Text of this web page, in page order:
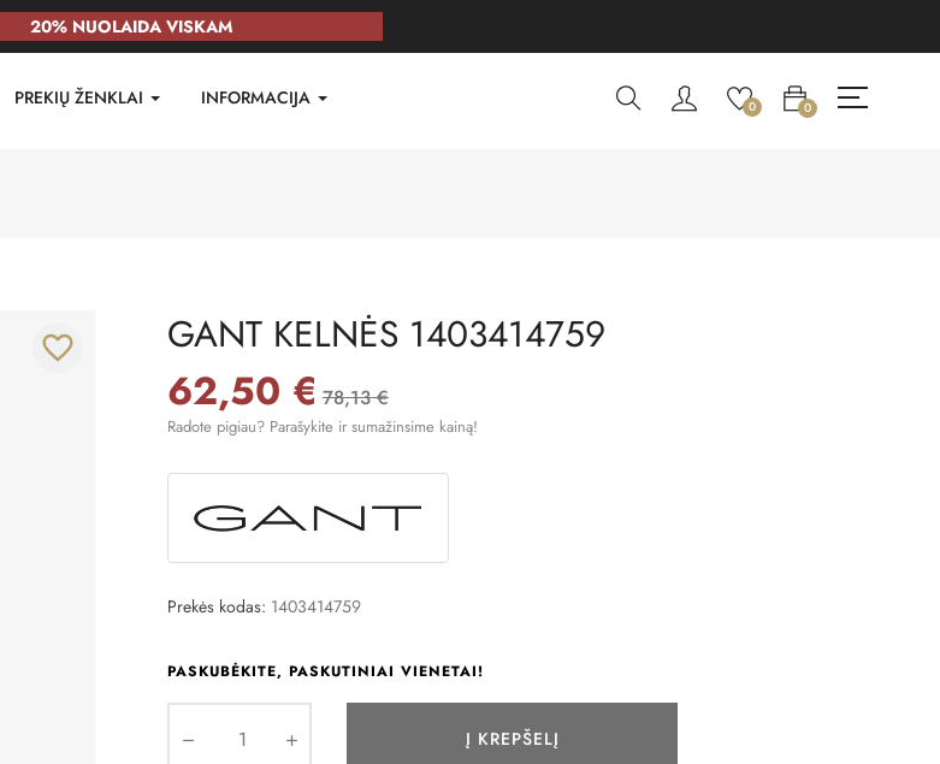
20% NUOLAIDA VISKAM
PREKIŲ ŽENKLAI INFORMACIJA 0 0
favorite_border GANT KELNĖS 1403414759
62,50 € 78,13 €
Radote pigiau? Parašykite ir sumažinsime kainą!
Prekės kodas: 1403414759
PASKUBĖKITE, PASKUTINIAI VIENETAI!
Į KREPŠELĮ